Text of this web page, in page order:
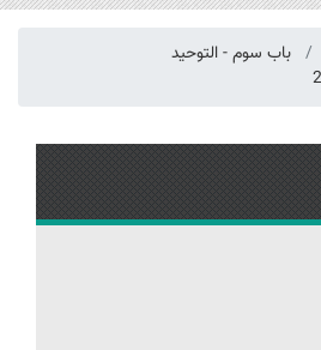
باب سوم - التوحید